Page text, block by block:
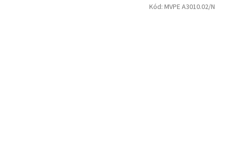
Kód: MVPE A3010.02/N